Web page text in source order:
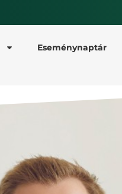
Eseménynaptár